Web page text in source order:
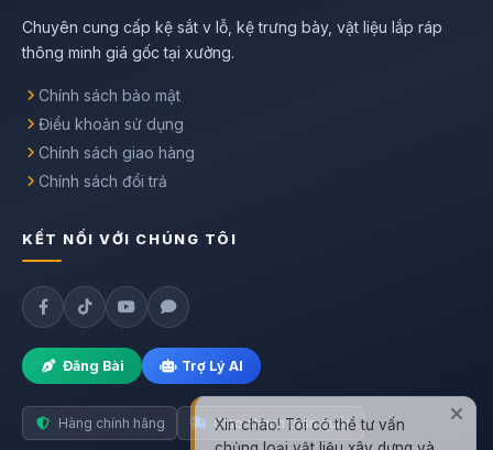
Chuyên cung cấp kệ sắt v lỗ, kệ trưng bày, vật liệu lắp ráp
thông minh giá gốc tại xưởng.
Chính sách bảo mật
Điều khoản sử dụng
Chính sách giao hàng
Chính sách đổi trả
KẾT NỐI VỚI CHÚNG TÔI
Đăng Bài Trợ Lý AI
Hàng chính hãng Giao nhanh toàn quốc
Xin chào! Tôi có thể tư vấn
chủng loại vật liệu xây dựng và